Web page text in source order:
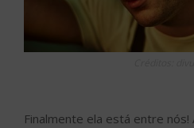
Finalmente ela está entre